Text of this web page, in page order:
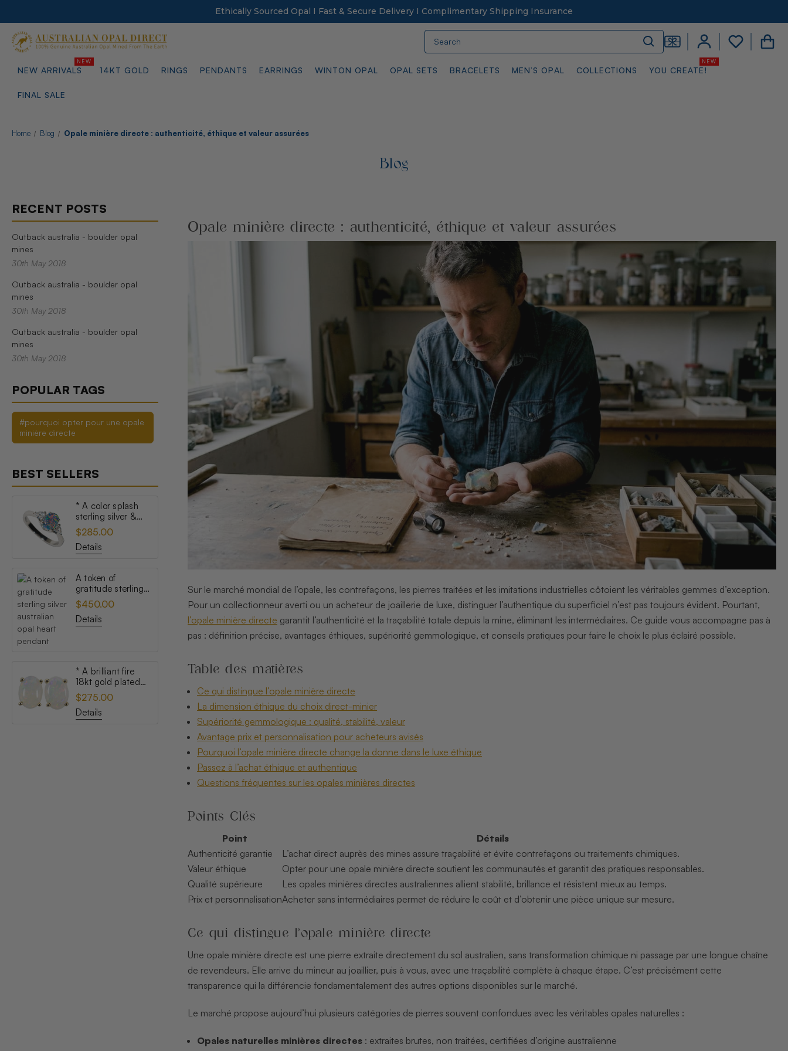
Ethically Sourced Opal I Fast & Secure Delivery I Complimentary Shipping Insurance
NEW ARRIVALS 14KT GOLD RINGS PENDANTS EARRINGS WINTON OPAL OPAL SETS BRACELETS MEN’S OPAL COLLECTIONS YOU CREATE!
FINAL SALE
Home Blog Opale minière directe : authenticité, éthique et valeur assurées
Blog
RECENT POSTS
Outback australia - boulder opal
mines
30th May 2018
Outback australia - boulder opal
mines
30th May 2018
Outback australia - boulder opal
mines
30th May 2018
POPULAR TAGS
#pourquoi opter pour une opale
minière directe
BEST SELLERS
* A color splash
sterling silver &
topaz australian
opal ring
$285.00
Details
A token of
gratitude sterling
silver australian
opal heart pendant
$450.00
Details
* A brilliant fire
18kt gold plated
australian white
opal stud earrings
$275.00
Details
Opale minière directe : authenticité, éthique et valeur assurées
Sur le marché mondial de l’opale, les contrefaçons, les pierres traitées et les imitations industrielles côtoient les véritables gemmes d’exception.
Pour un collectionneur averti ou un acheteur de joaillerie de luxe, distinguer l’authentique du superficiel n’est pas toujours évident. Pourtant,
l’opale minière directe garantit l’authenticité et la traçabilité totale depuis la mine, éliminant les intermédiaires. Ce guide vous accompagne pas à
pas : définition précise, avantages éthiques, supériorité gemmologique, et conseils pratiques pour faire le choix le plus éclairé possible.
Table des matières
Ce qui distingue l’opale minière directe
La dimension éthique du choix direct-minier
Supériorité gemmologique : qualité, stabilité, valeur
Avantage prix et personnalisation pour acheteurs avisés
Pourquoi l’opale minière directe change la donne dans le luxe éthique
Passez à l’achat éthique et authentique
Questions fréquentes sur les opales minières directes
Points Clés
Point
Détails
Authenticité garantie
L’achat direct auprès des mines assure traçabilité et évite contrefaçons ou traitements chimiques.
Valeur éthique
Opter pour une opale minière directe soutient les communautés et garantit des pratiques responsables.
Qualité supérieure
Les opales minières directes australiennes allient stabilité, brillance et résistent mieux au temps.
Prix et personnalisationAcheter sans intermédiaires permet de réduire le coût et d’obtenir une pièce unique sur mesure.
Ce qui distingue l’opale minière directe
Une opale minière directe est une pierre extraite directement du sol australien, sans transformation chimique ni passage par une longue chaîne
de revendeurs. Elle arrive du mineur au joaillier, puis à vous, avec une traçabilité complète à chaque étape. C’est précisément cette
transparence qui la différencie fondamentalement des autres options disponibles sur le marché.
Le marché propose aujourd’hui plusieurs catégories de pierres souvent confondues avec les véritables opales naturelles :
Opales naturelles minières directes : extraites brutes, non traitées, certifiées d’origine australienne